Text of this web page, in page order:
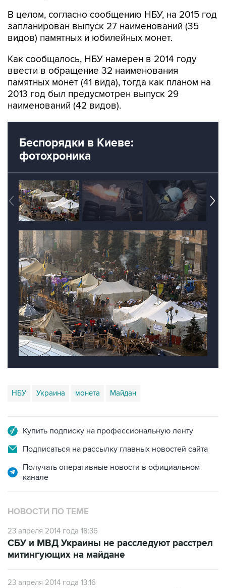
В целом, согласно сообщению НБУ, на 2015 год
запланирован выпуск 27 наименований (35
видов) памятных и юбилейных монет.
Как сообщалось, НБУ намерен в 2014 году
ввести в обращение 32 наименования
памятных монет (41 вида), тогда как планом на
2013 год был предусмотрен выпуск 29
наименований (42 видов).
Беспорядки в Киеве:
фотохроника
НБУ Украина монета Майдан
Купить подписку на профессиональную ленту
Подписаться на рассылку главных новостей сайта
Получать оперативные новости в официальном
канале
НОВОСТИ ПО ТЕМЕ
23 апреля 2014 года 18:36
СБУ и МВД Украины не расследуют расстрел
митингующих на майдане
23 апреля 2014 года 13:16